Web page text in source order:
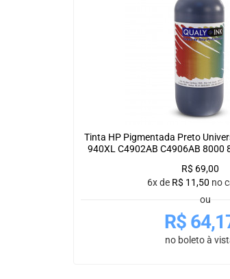
Tinta HP Pigmentada Preto
940XL C4902AB C4906AB 8000
R$ 69,00
6x de R$ 11,50 no
ou
R$
no boleto à